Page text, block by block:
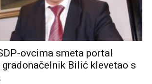
ovcima smeta portal
gradonačelnik Bilić klevetao s